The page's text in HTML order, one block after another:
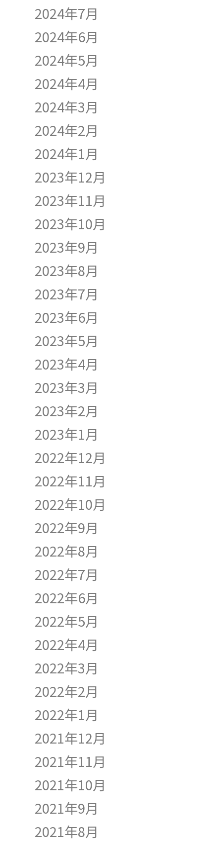
2024年7月
2024年6月
2024年5月
2024年4月
2024年3月
2024年2月
2024年1月
2023年12月
2023年11月
2023年10月
2023年9月
2023年8月
2023年7月
2023年6月
2023年5月
2023年4月
2023年3月
2023年2月
2023年1月
2022年12月
2022年11月
2022年10月
2022年9月
2022年8月
2022年7月
2022年6月
2022年5月
2022年4月
2022年3月
2022年2月
2022年1月
2021年12月
2021年11月
2021年10月
2021年9月
2021年8月